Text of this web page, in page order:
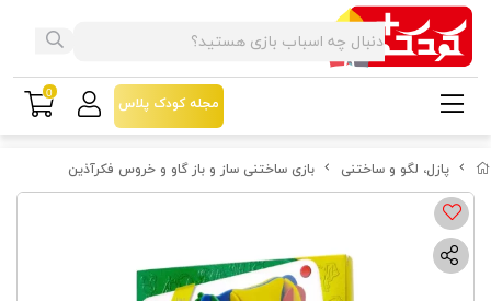
پازل، لگو و ساختنی بازی ساختنی ساز و باز گاو و خروس فکرآذین
مجله کودک پلاس
0